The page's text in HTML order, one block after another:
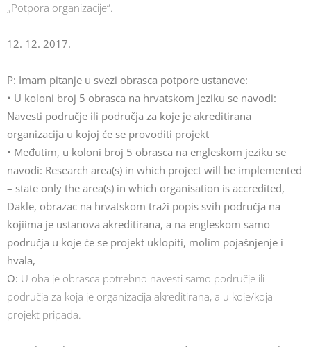
„Potpora organizacije“.
12. 12. 2017.
P: Imam pitanje u svezi obrasca potpore ustanove:
• U koloni broj 5 obrasca na hrvatskom jeziku se navodi:
Navesti područje ili područja za koje je akreditirana
organizacija u kojoj će se provoditi projekt
• Međutim, u koloni broj 5 obrasca na engleskom jeziku se
navodi: Research area(s) in which project will be implemented
– state only the area(s) in which organisation is accredited,
Dakle, obrazac na hrvatskom traži popis svih područja na
kojiima je ustanova akreditirana, a na engleskom samo
područja u koje će se projekt uklopiti, molim pojašnjenje i
hvala,
O: U oba je obrasca potrebno navesti samo područje ili
područja za koja je organizacija akreditirana, a u koje/koja
projekt pripada.